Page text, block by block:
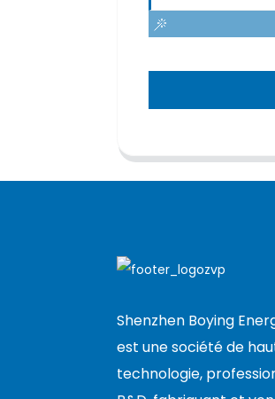
Shenzhen Boying
est une société de
technologie,